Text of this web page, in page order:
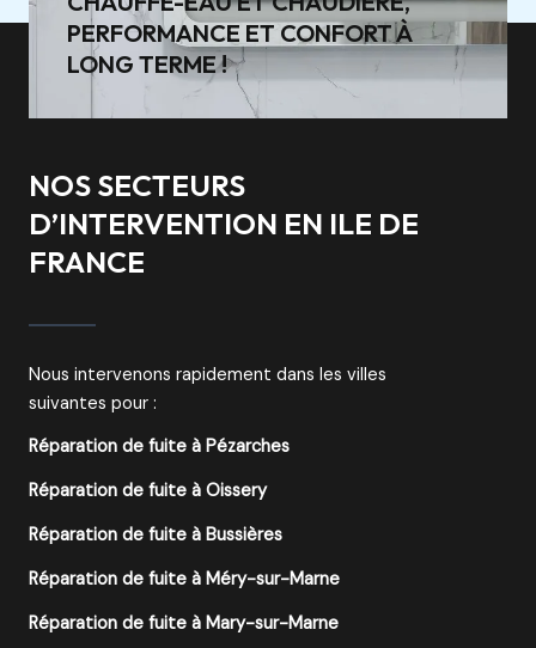
PERFORMANCE ET CONFORT À
LONG TERME !
NOS SECTEURS
D’INTERVENTION EN ILE DE
FRANCE
Nous intervenons rapidement dans les villes
suivantes pour :
Réparation de fuite à Pézarches
Réparation de fuite à Oissery
Réparation de fuite à Bussières
Réparation de fuite à Méry-sur-Marne
Réparation de fuite à Mary-sur-Marne